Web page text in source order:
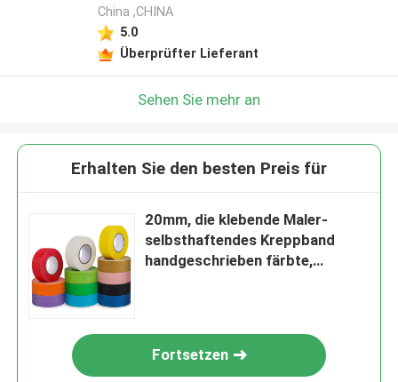
China ,CHINA
5.0
Überprüfter Lieferant
Sehen Sie mehr an
Erhalten Sie den besten Preis für
20mm, die klebende Maler-
selbsthaftendes Kreppband
handgeschrieben färbte,
Fortsetzen